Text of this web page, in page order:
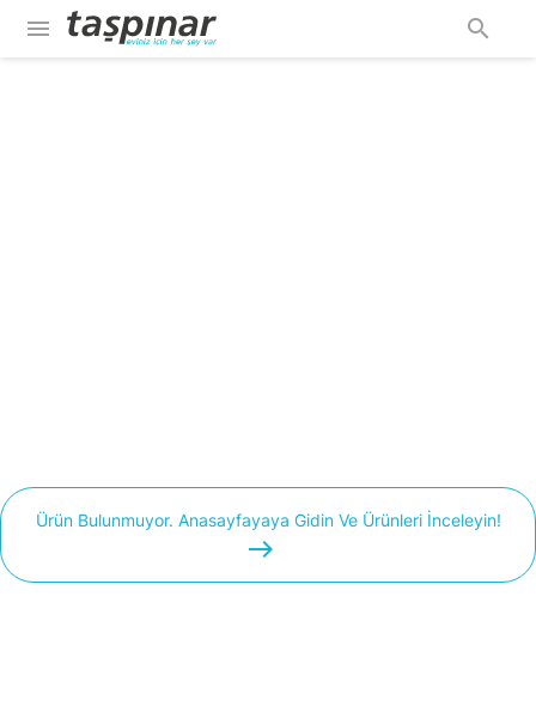
menu search
Ürün Bulunmuyor. Anasayfayaya Gidin Ve Ürünleri İnceleyin!
easts